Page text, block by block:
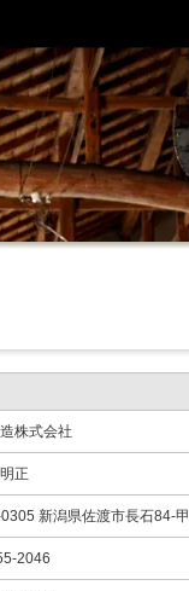
株式会社
正
新潟県佐渡市長石84-甲
2046